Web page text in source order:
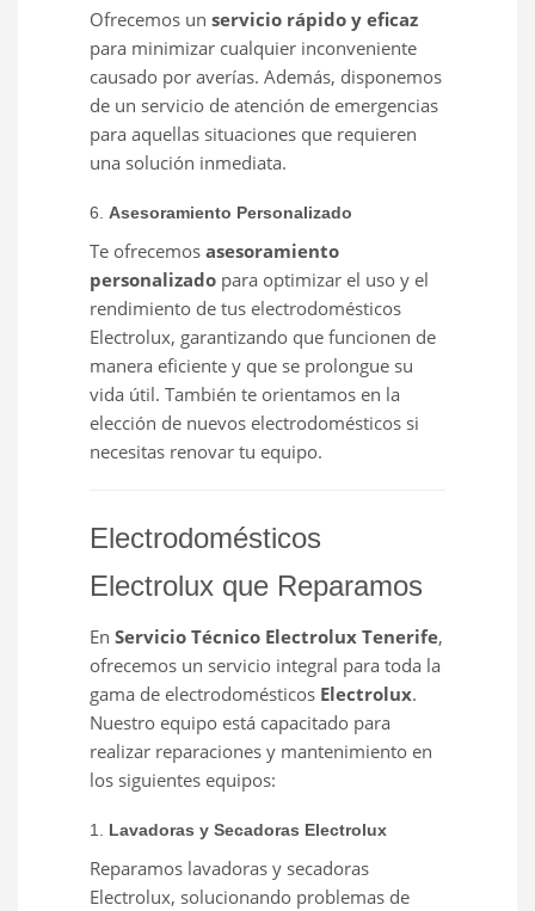
Ofrecemos un servicio rápido y eficaz
para minimizar cualquier inconveniente
causado por averías. Además, disponemos
de un servicio de atención de emergencias
para aquellas situaciones que requieren
una solución inmediata.
6. Asesoramiento Personalizado
Te ofrecemos asesoramiento
personalizado para optimizar el uso y el
rendimiento de tus electrodomésticos
Electrolux, garantizando que funcionen de
manera eficiente y que se prolongue su
vida útil. También te orientamos en la
elección de nuevos electrodomésticos si
necesitas renovar tu equipo.
Electrodomésticos
Electrolux que Reparamos
En Servicio Técnico Electrolux Tenerife,
ofrecemos un servicio integral para toda la
gama de electrodomésticos Electrolux.
Nuestro equipo está capacitado para
realizar reparaciones y mantenimiento en
los siguientes equipos:
1. Lavadoras y Secadoras Electrolux
Reparamos lavadoras y secadoras
Electrolux, solucionando problemas de